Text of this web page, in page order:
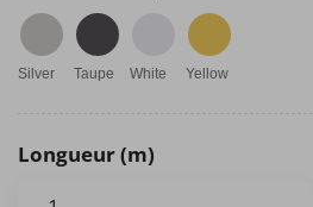
Silver Taupe White Yellow
Longueur (m)